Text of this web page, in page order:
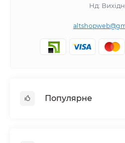
Нд:
Популярне